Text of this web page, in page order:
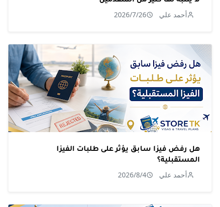
أحمد علي 2026/7/26
هل رفض فيزا سابق يؤثر على طلبات الفيزا
المستقبلية؟
أحمد علي 2026/8/4